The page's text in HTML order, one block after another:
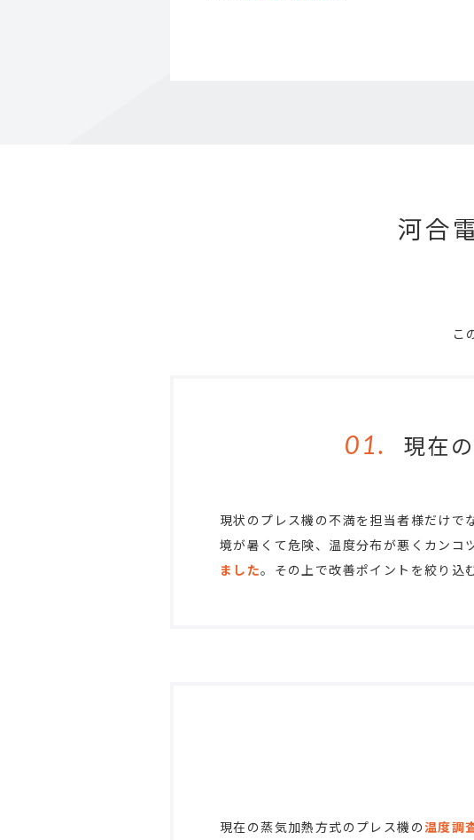
河合
こ
01. 現在
現状のプレス機の不満を担当者様だけで
境が暑くて危険、温度分布が悪くカンコ
ました。その上で改善ポイントを絞り込
現在の蒸気加熱方式のプレス機の温度調